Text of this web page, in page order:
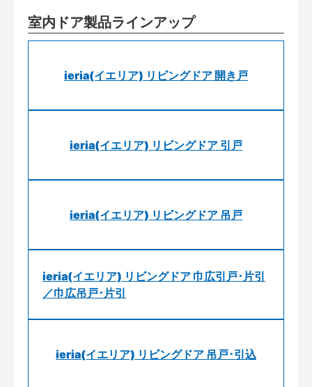
室内ドア製品ラインアップ
ieria(イエリア) リビングドア 開き戸
ieria(イエリア) リビングドア 引戸
ieria(イエリア) リビングドア 吊戸
ieria(イエリア) リビングドア 巾広引戸･片引
／巾広吊戸･片引
ieria(イエリア) リビングドア 吊戸･引込